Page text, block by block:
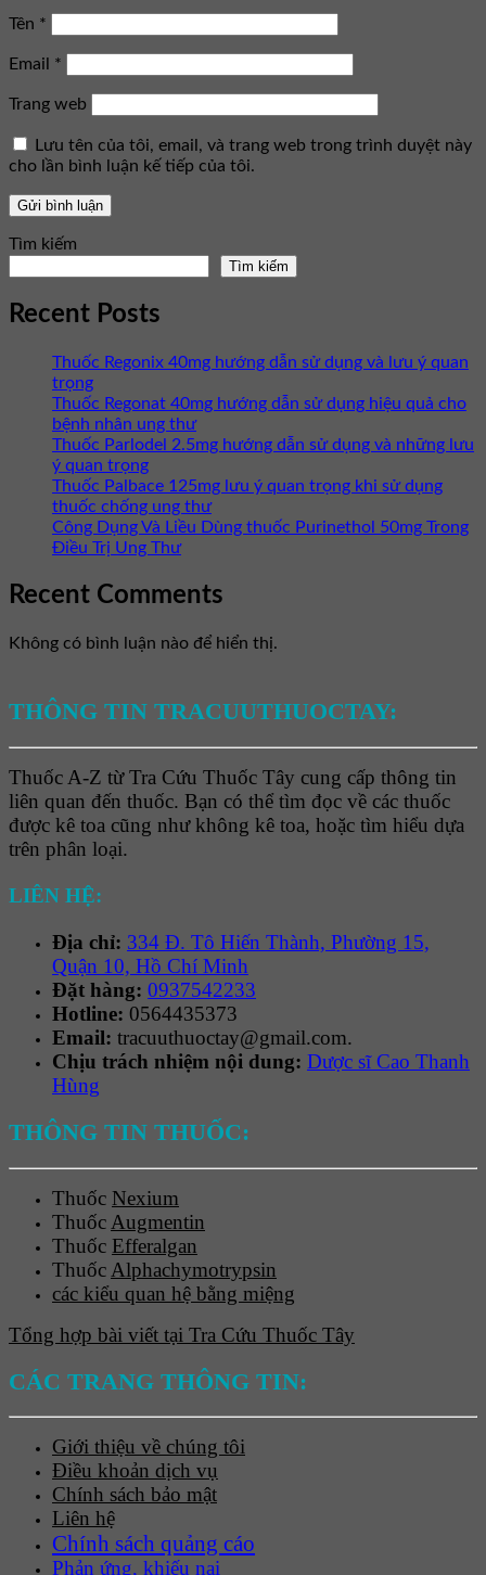
Tên *
Email *
Trang web
Lưu tên của tôi, email, và trang web trong trình duyệt này
cho lần bình luận kế tiếp của tôi.
Tìm kiếm
Tìm kiếm
Recent Posts
Thuốc Regonix 40mg hướng dẫn sử dụng và lưu ý quan
trọng
Thuốc Regonat 40mg hướng dẫn sử dụng hiệu quả cho
bệnh nhân ung thư
Thuốc Parlodel 2.5mg hướng dẫn sử dụng và những lưu
ý quan trọng
Thuốc Palbace 125mg lưu ý quan trọng khi sử dụng
thuốc chống ung thư
Công Dụng Và Liều Dùng thuốc Purinethol 50mg Trong
Điều Trị Ung Thư
Recent Comments
Không có bình luận nào để hiển thị.
THÔNG TIN TRACUUTHUOCTAY:
Thuốc A-Z từ Tra Cứu Thuốc Tây cung cấp thông tin
liên quan đến thuốc. Bạn có thể tìm đọc về các thuốc
được kê toa cũng như không kê toa, hoặc tìm hiểu dựa
trên phân loại.
LIÊN HỆ:
Địa chỉ: 334 Đ. Tô Hiến Thành, Phường 15,
Quận 10, Hồ Chí Minh
Đặt hàng: 0937542233
Hotline: 0564435373
Email: tracuuthuoctay@gmail.com.
Chịu trách nhiệm nội dung: Dược sĩ Cao Thanh
Hùng
THÔNG TIN THUỐC:
Thuốc Nexium
Thuốc Augmentin
Thuốc Efferalgan
Thuốc Alphachymotrypsin
các kiểu quan hệ bằng miệng
Tổng hợp bài viết tại Tra Cứu Thuốc Tây
CÁC TRANG THÔNG TIN:
Giới thiệu về chúng tôi
Điều khoản dịch vụ
Chính sách bảo mật
Liên hệ
Chính sách quảng cáo
Phản ứng, khiếu nại